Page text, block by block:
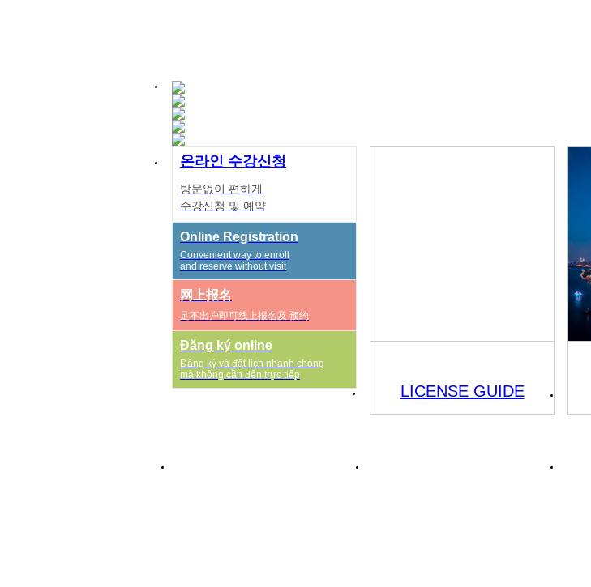
온라인 수강신청
방문없이 편하게
수강신청 및 예약
Online Registration
Convenient way to enroll
and reserve without visit
网上报名
足不出户即可线上报名及 预约
Đăng ký online
Đăng ký và đặt lịch nhanh chóng
mà không cần đến trực tiếp
LICENSE GUIDE